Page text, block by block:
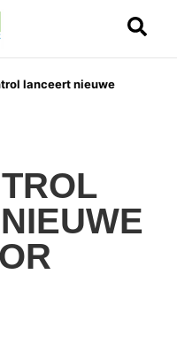
lanceert nieuwe